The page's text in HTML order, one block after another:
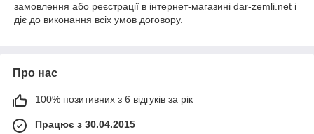
замовлення або реєстрації в інтернет-магазині dar-zemli.net і
діє до виконання всіх умов договору.
Про нас
100% позитивних з 6 відгуків за рік
Працює з 30.04.2015